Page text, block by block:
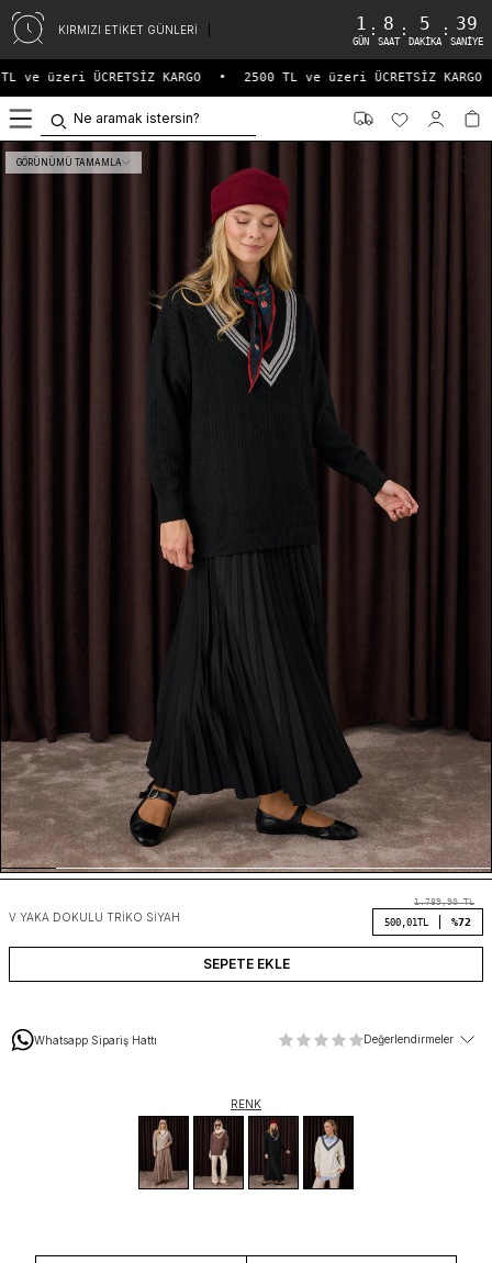
KIRMIZI ETİKET GÜNLERİ 1
GÜN
: 8
SAAT
: 5
DAKIKA
: 39
SANIYE
ve üzeri ÜCRETSİZ KARGO 2500 TL ve üzeri ÜCRETSİZ KARGO
GÖRÜNÜMÜ TAMAMLA
V YAKA DOKULU TRIKO SIYAH
1.789,90TL
500,01 TL %72
SEPETE EKLE
Whatsapp Sipariş Hattı Değerlendirmeler
RENK